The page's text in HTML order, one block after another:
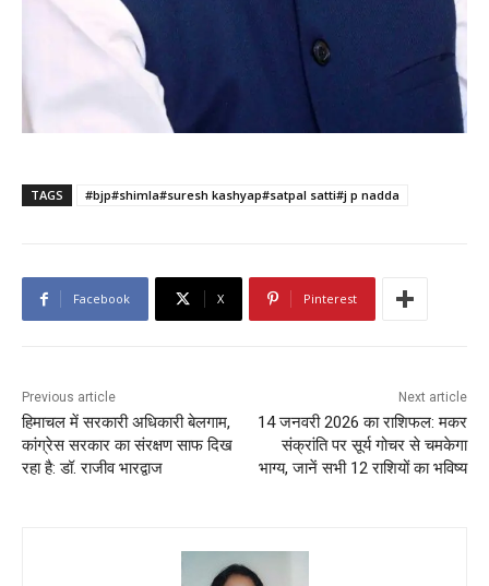
TAGS #bjp#shimla#suresh kashyap#satpal satti#j p nadda
Facebook X Pinterest
Previous article
हिमाचल में सरकारी अधिकारी बेलगाम,
कांग्रेस सरकार का संरक्षण साफ दिख
रहा है: डॉ. राजीव भारद्वाज
Next article
14 जनवरी 2026 का राशिफल: मकर
संक्रांति पर सूर्य गोचर से चमकेगा
भाग्य, जानें सभी 12 राशियों का भविष्य